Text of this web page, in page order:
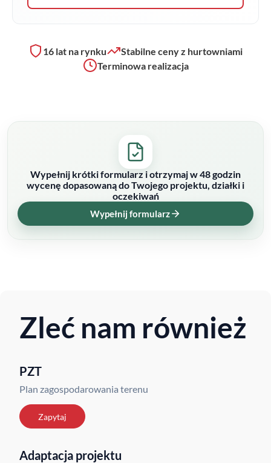
16 lat na rynku
Stabilne ceny z hurtowniami
Terminowa realizacja
Wypełnij krótki formularz i otrzymaj w 48 godzin
wycenę dopasowaną do Twojego projektu, działki i
oczekiwań
Wypełnij formularz
Zleć nam również
PZT
Plan zagospodarowania terenu
Zapytaj
Adaptacja projektu